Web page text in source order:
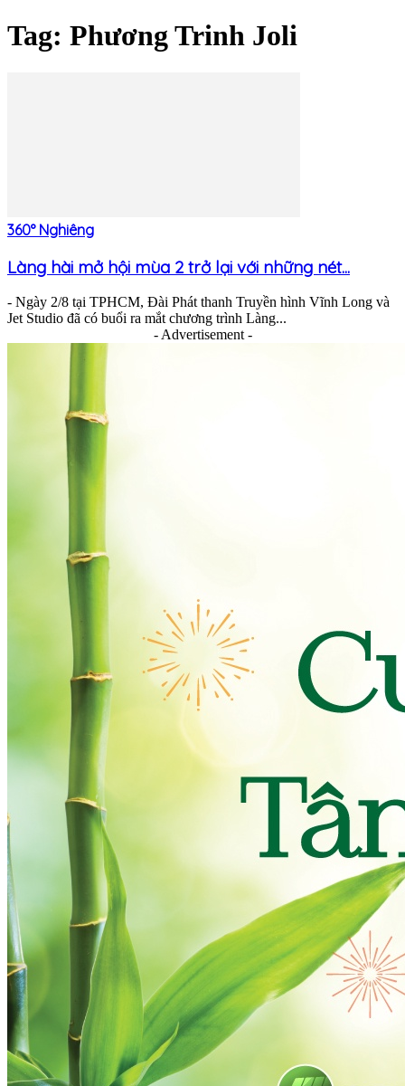
Tag: Phương Trinh Joli
360° Nghiêng
Làng hài mở hội mùa 2 trở lại với những nét...
- Ngày 2/8 tại TPHCM, Đài Phát thanh Truyền hình Vĩnh Long và
Jet Studio đã có buổi ra mắt chương trình Làng...
- Advertisement -